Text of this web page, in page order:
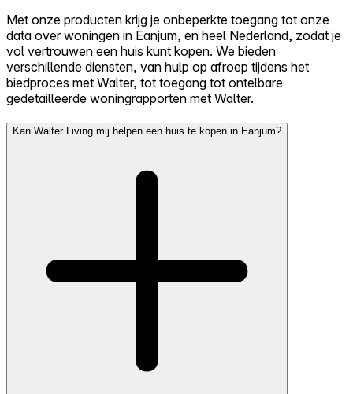
Met onze producten krijg je onbeperkte toegang tot onze
data over woningen in Eanjum, en heel Nederland, zodat je
vol vertrouwen een huis kunt kopen. We bieden
verschillende diensten, van hulp op afroep tijdens het
biedproces met Walter, tot toegang tot ontelbare
gedetailleerde woningrapporten met Walter.
Kan Walter Living mij helpen een huis te kopen in Eanjum?